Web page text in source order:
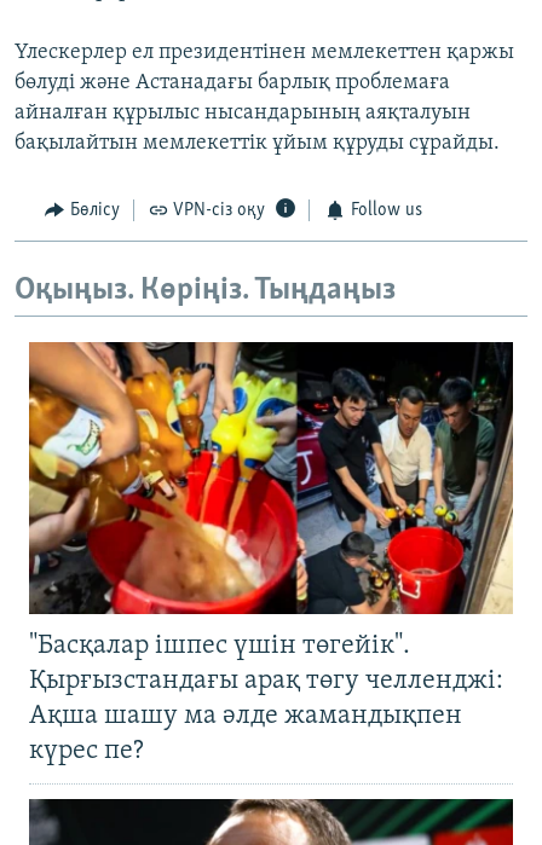
Үлескерлер ел президентінен мемлекеттен қаржы
бөлуді және Астанадағы барлық проблемаға
айналған құрылыс нысандарының аяқталуын
бақылайтын мемлекеттік ұйым құруды сұрайды.
Бөлісу VPN-сіз оқу Follow us
Оқыңыз. Көріңіз. Тыңдаңыз
"Басқалар ішпес үшін төгейік".
Қырғызстандағы арақ төгу челленджі:
Ақша шашу ма әлде жамандықпен
күрес пе?